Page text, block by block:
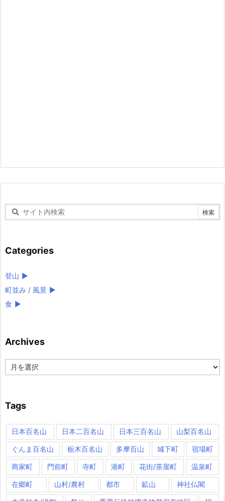
Categories
登山 ►
町並み / 風景 ►
食 ►
Archives
Archives
Tags
日本百名山 日本二百名山 日本三百名山 山梨百名山
ぐんま百名山 栃木百名山 多摩百山 城下町 宿場町
商家町 門前町 寺町 港町 花街/茶屋町 温泉町
在郷町 山村/農村 都市 鉱山 神社仏閣